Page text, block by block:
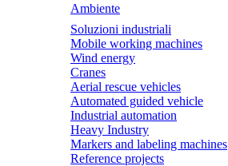
Ambiente
Soluzioni industriali
Mobile working machines
Wind energy
Cranes
Aerial rescue vehicles
Automated guided vehicle
Industrial automation
Heavy Industry
Markers and labeling machines
Reference projects